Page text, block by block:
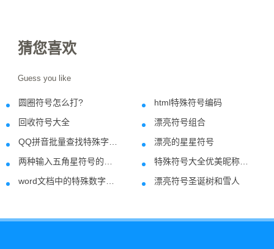
猜您喜欢
Guess you like
圆圈符号怎么打? html特殊符号编码
回收符号大全 漂亮符号组合
漂亮的星星符号
特殊符号大全优美昵称制作网名符号案例分享
漂亮符号圣诞树和雪人